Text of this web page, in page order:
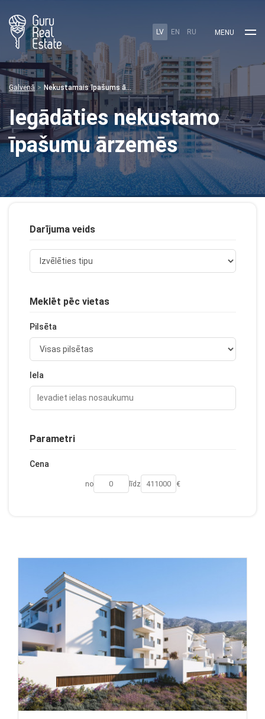
LV EN RU MENU
Galvenā Nekustamais īpašums ārzemēs
Iegādāties nekustamo
īpašumu ārzemēs
Darījuma veids
Meklēt pēc vietas
Pilsēta
Iela
Parametri
Cena
no līdz €